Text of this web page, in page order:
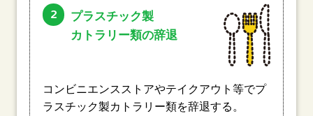
2
プラスチック製
カトラリー類の辞退
コンビニエンスストアやテイクアウト等でプ
ラスチック製カトラリー類を辞退する。